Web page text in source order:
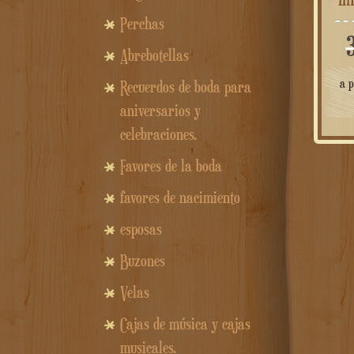
a
Perchas
Abrebotellas
Recuerdos de boda para
aniversarios y
celebraciones.
Favores de la boda
favores de nacimiento
esposas
Buzones
Velas
Cajas de música y cajas
musicales.